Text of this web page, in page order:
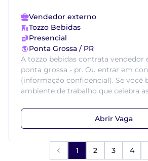
Vendedor externo
Tozzo Bebidas
Presencial
Ponta Grossa / PR
A tozzo bebidas contrata vendedor
ponta grossa - pr. Ou entrar em
(informação confidencial). Se você
ambiente de trabalho que celebra
Abrir Vaga
1 2 3 4